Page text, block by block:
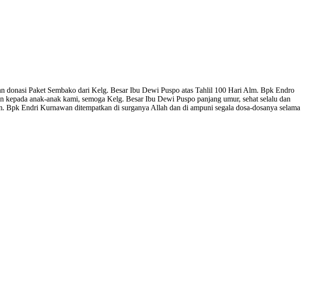
donasi Paket Sembako dari Kelg. Besar Ibu Dewi Puspo atas Tahlil 100 Hari Alm. Bpk Endro
anak-anak kami, semoga Kelg. Besar Ibu Dewi Puspo panjang umur, sehat selalu dan
Endri Kurnawan ditempatkan di surganya Allah dan di ampuni segala dosa-dosanya selama